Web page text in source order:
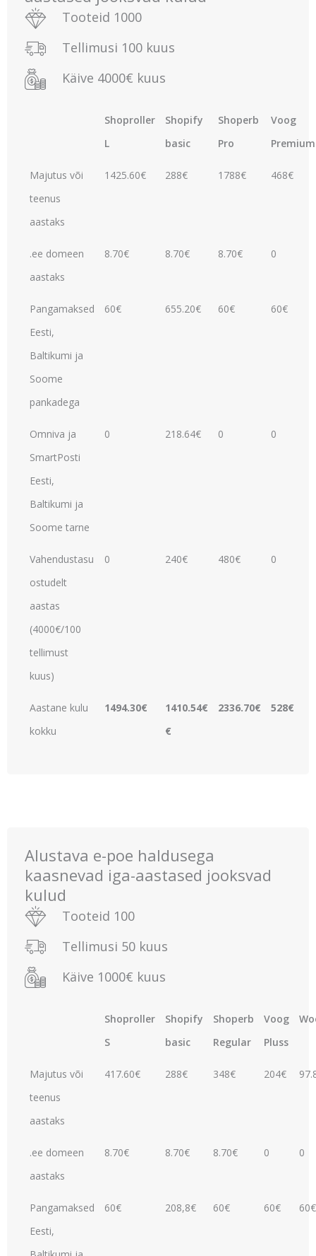
Tooteid 1000
Tellimusi 100 kuus
Käive 4000€ kuus
Shoproller
L
Shopify
basic
Shoperb
Pro
Voog
Premium
Majutus või
teenus
aastaks
1425.60€ 288€ 1788€ 468€
.ee domeen
aastaks
8.70€ 8.70€ 8.70€ 0
Pangamaksed
Eesti,
Baltikumi ja
Soome
pankadega
60€ 655.20€ 60€ 60€
Omniva ja
SmartPosti
Eesti,
Baltikumi ja
Soome tarne
0 218.64€ 0 0
Vahendustasu
ostudelt
aastas
(4000€/100
tellimust
kuus)
0 240€ 480€ 0
Aastane kulu
kokku
1494.30€
1410.54€
€
2336.70€ 528€
Alustava e-poe haldusega
kaasnevad iga-aastased jooksvad
kulud
Tooteid 100
Tellimusi 50 kuus
Käive 1000€ kuus
Shoproller
S
Shopify
basic
Shoperb
Regular
Voog
Pluss
Majutus või
teenus
aastaks
417.60€ 288€ 348€ 204€
.ee domeen
aastaks
8.70€ 8.70€ 8.70€ 0 0
Pangamaksed
Eesti,
60€ 208,8€ 60€ 60€ 60€